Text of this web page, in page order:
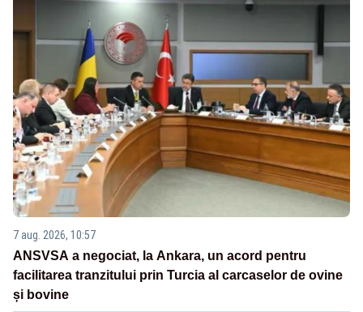
7 aug. 2026, 10:57
ANSVSA a negociat, la Ankara, un acord pentru
facilitarea tranzitului prin Turcia al carcaselor de ovine
și bovine